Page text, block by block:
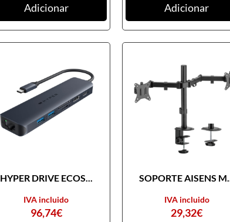
Adicionar Adicionar
HYPER DRIVE ECOS...
96,74€
IVA incluido
SOPORTE AISENS M...
29,32€
IVA incluido